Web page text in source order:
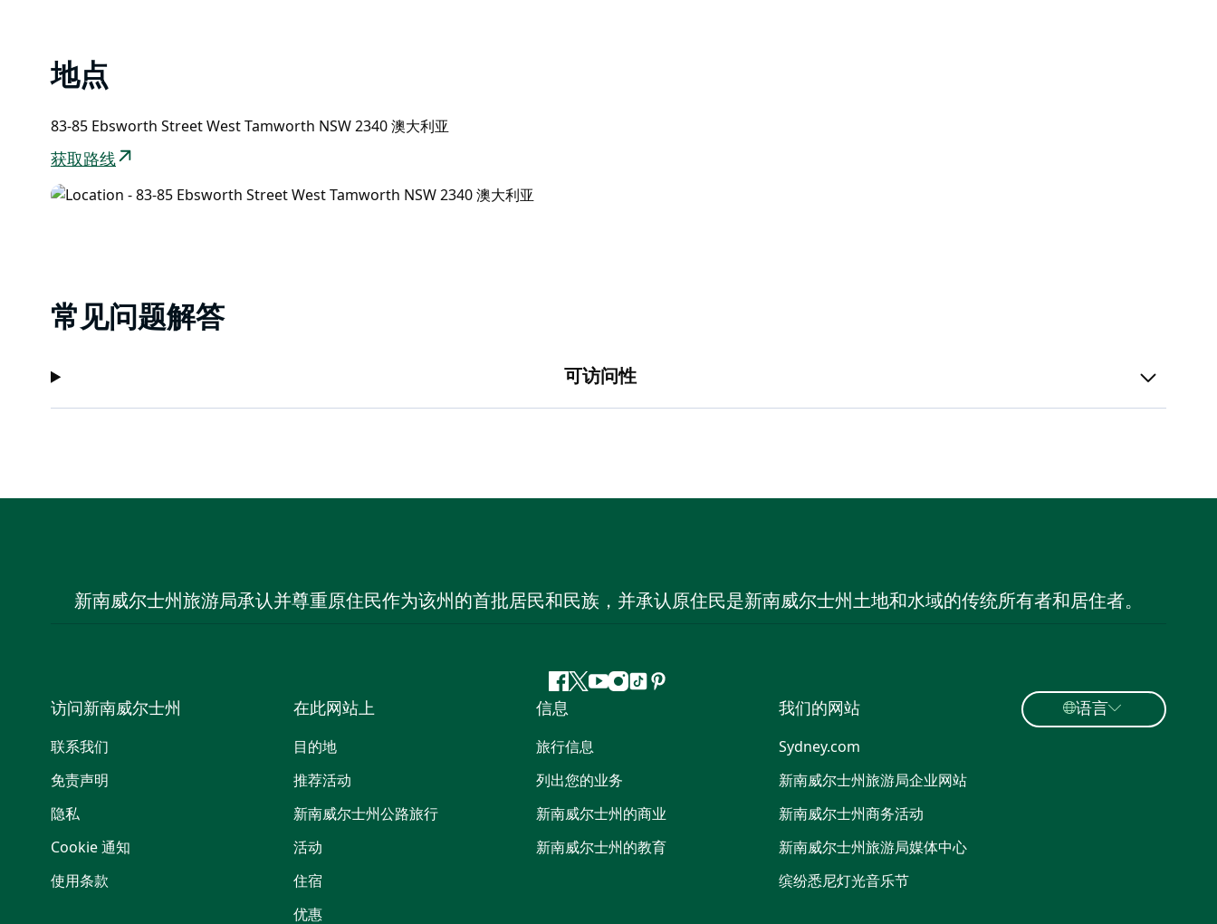
线网络，以及睡前甜点。
地理位置优越，步行即可过桥，直达塔姆沃思风景如画的主街。距离塔姆沃思机场仅 8 公里。
地点
83-85 Ebsworth Street West Tamworth NSW 2340 澳大利亚
获取路线
常见问题解答
可访问性
新南威尔士州旅游局承认并尊重原住民作为该州的首批居民和民族，并承认原住民是新南威尔士州土地和水域的传统所有者和居住者。
Facebook
叽
喳
喳
YouTube
Instagram
抖 Pinterest
访问新南威尔士州
联系我们
免责声明
隐私
Cookie 通知
使用条款
在此网站上
目的地
推荐活动
新南威尔士州公路旅行
活动
住宿
优惠
信息
旅行信息
列出您的业务
新南威尔士州的商业
新南威尔士州的教育
我们的网站
Sydney.com
新南威尔士州旅游局企业网站
新南威尔士州商务活动
新南威尔士州旅游局媒体中心
缤纷悉尼灯光音乐节
语言